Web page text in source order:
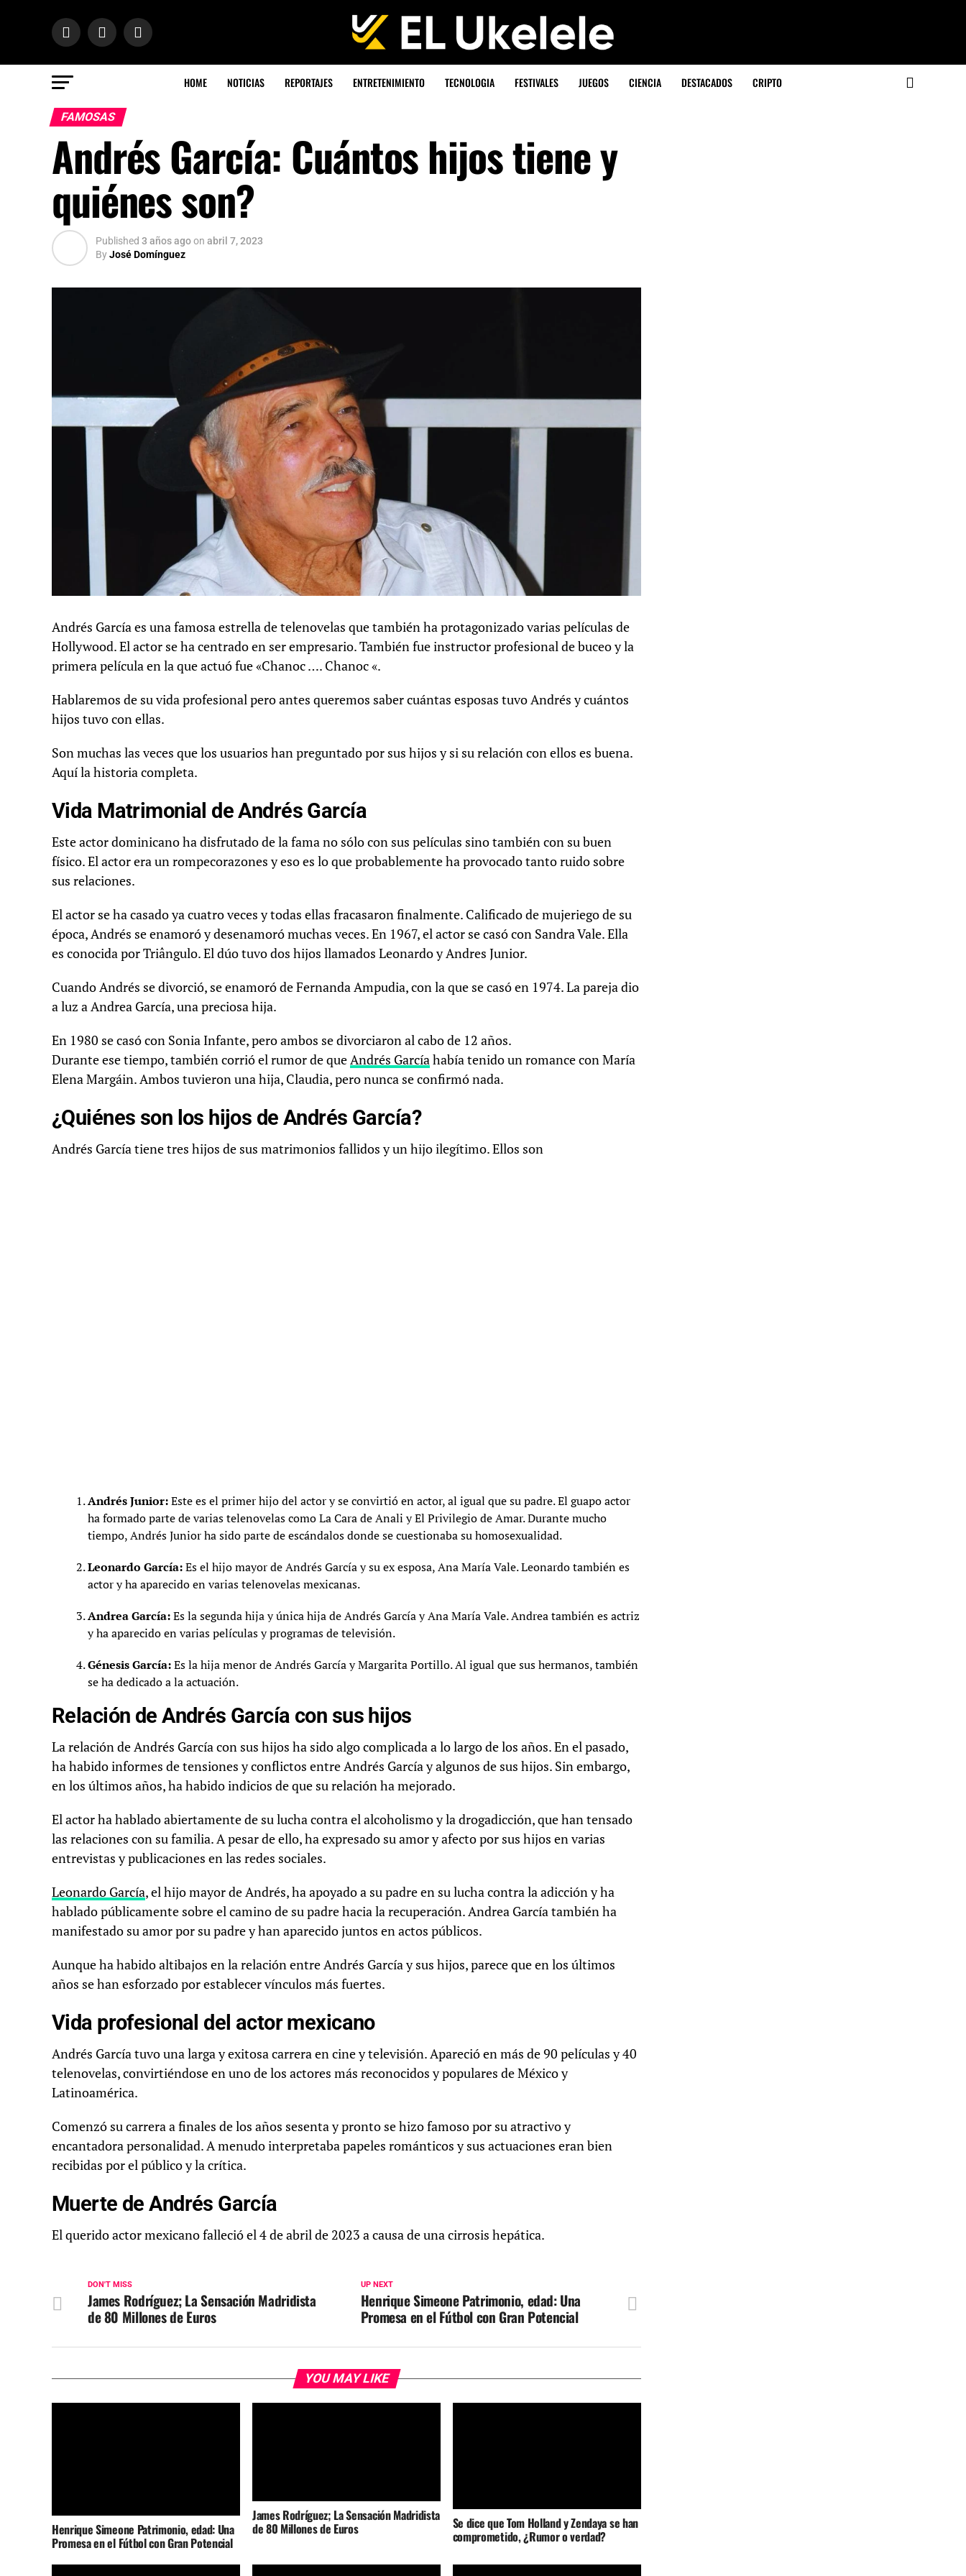
HOME NOTICIAS REPORTAJES ENTRETENIMIENTO TECNOLOGIA FESTIVALES JUEGOS CIENCIA DESTACADOS CRIPTO
FAMOSAS
Andrés García: Cuántos hijos tiene y
quiénes son?
Published 3 años agoon abril 7, 2023
ByJosé Domínguez
Andrés García es una famosa estrella de telenovelas que también ha protagonizado varias películas de
Hollywood. El actor se ha centrado en ser empresario. También fue instructor profesional de buceo y la
primera película en la que actuó fue «Chanoc …. Chanoc «.
Hablaremos de su vida profesional pero antes queremos saber cuántas esposas tuvo Andrés y cuántos
hijos tuvo con ellas.
Son muchas las veces que los usuarios han preguntado por sus hijos y si su relación con ellos es buena.
Aquí la historia completa.
Vida Matrimonial de Andrés García
Este actor dominicano ha disfrutado de la fama no sólo con sus películas sino también con su buen
físico. El actor era un rompecorazones y eso es lo que probablemente ha provocado tanto ruido sobre
sus relaciones.
El actor se ha casado ya cuatro veces y todas ellas fracasaron finalmente. Calificado de mujeriego de su
época, Andrés se enamoró y desenamoró muchas veces. En 1967, el actor se casó con Sandra Vale. Ella
es conocida por Triângulo. El dúo tuvo dos hijos llamados Leonardo y Andres Junior.
Cuando Andrés se divorció, se enamoró de Fernanda Ampudia, con la que se casó en 1974. La pareja dio
a luz a Andrea García, una preciosa hija.
En 1980 se casó con Sonia Infante, pero ambos se divorciaron al cabo de 12 años.
Durante ese tiempo, también corrió el rumor de queAndrés Garcíahabía tenido un romance con María
Elena Margáin. Ambos tuvieron una hija, Claudia, pero nunca se confirmó nada.
¿Quiénes son los hijos de Andrés García?
Andrés García tiene tres hijos de sus matrimonios fallidos y un hijo ilegítimo. Ellos son
Andrés Junior:Este es el primer hijo del actor y se convirtió en actor, al igual que su padre. El guapo actor
ha formado parte de varias telenovelas como La Cara de Anali y El Privilegio de Amar. Durante mucho
tiempo, Andrés Junior ha sido parte de escándalos donde se cuestionaba su homosexualidad.
Leonardo García:Es el hijo mayor de Andrés García y su ex esposa, Ana María Vale. Leonardo también es
actor y ha aparecido en varias telenovelas mexicanas.
Andrea García:Es la segunda hija y única hija de Andrés García y Ana María Vale. Andrea también es actriz
y ha aparecido en varias películas y programas de televisión.
Génesis García:Es la hija menor de Andrés García y Margarita Portillo. Al igual que sus hermanos, también
se ha dedicado a la actuación.
Relación de Andrés García con sus hijos
La relación de Andrés García con sus hijos ha sido algo complicada a lo largo de los años. En el pasado,
ha habido informes de tensiones y conflictos entre Andrés García y algunos de sus hijos. Sin embargo,
en los últimos años, ha habido indicios de que su relación ha mejorado.
El actor ha hablado abiertamente de su lucha contra el alcoholismo y la drogadicción, que han tensado
las relaciones con su familia. A pesar de ello, ha expresado su amor y afecto por sus hijos en varias
entrevistas y publicaciones en las redes sociales.
Leonardo García, el hijo mayor de Andrés, ha apoyado a su padre en su lucha contra la adicción y ha
hablado públicamente sobre el camino de su padre hacia la recuperación. Andrea García también ha
manifestado su amor por su padre y han aparecido juntos en actos públicos.
Aunque ha habido altibajos en la relación entre Andrés García y sus hijos, parece que en los últimos
años se han esforzado por establecer vínculos más fuertes.
Vida profesional del actor mexicano
Andrés García tuvo una larga y exitosa carrera en cine y televisión. Apareció en más de 90 películas y 40
telenovelas, convirtiéndose en uno de los actores más reconocidos y populares de México y
Latinoamérica.
Comenzó su carrera a finales de los años sesenta y pronto se hizo famoso por su atractivo y
encantadora personalidad. A menudo interpretaba papeles románticos y sus actuaciones eran bien
recibidas por el público y la crítica.
Muerte de Andrés García
El querido actor mexicano falleció el 4 de abril de 2023 a causa de una cirrosis hepática.
UP NEXT
Henrique Simeone Patrimonio, edad: Una
Promesa en el Fútbol con Gran Potencial
DON'T MISS
James Rodríguez; La Sensación Madridista
de 80 Millones de Euros
YOU MAY LIKE
Henrique Simeone Patrimonio, edad: Una
Promesa en el Fútbol con Gran Potencial
James Rodríguez; La Sensación Madridista
de 80 Millones de Euros Se dice que Tom Holland y Zendaya se han
comprometido, ¿Rumor o verdad?